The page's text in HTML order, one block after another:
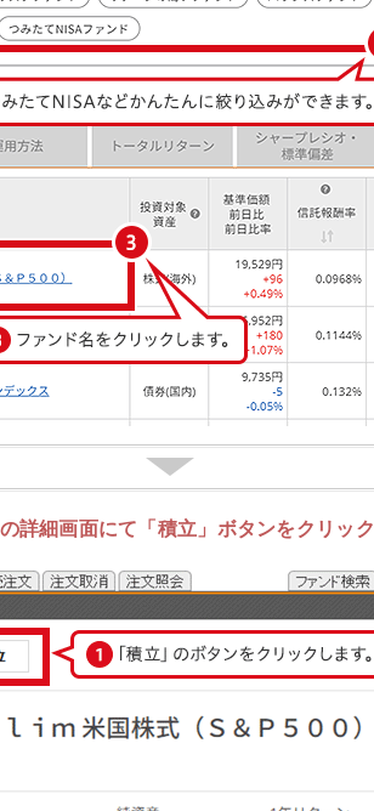
詳細画面にて「積立」ボタンをクリック